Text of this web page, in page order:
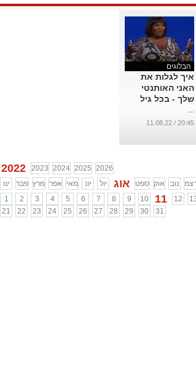
הבלוגים
איך לגלות את
האני האותנטי
שלך - בכל גיל
...
20:45 / 11.08.22
2022 2023 2024 2025 2026
ינו
פבר מרץ אפר מאי יונ יול אוג ספט אוק נוב
1
2 3 4 5 6 7 8 9 10 11 12
21
22 23 24 25 26 27 28 29 30 31